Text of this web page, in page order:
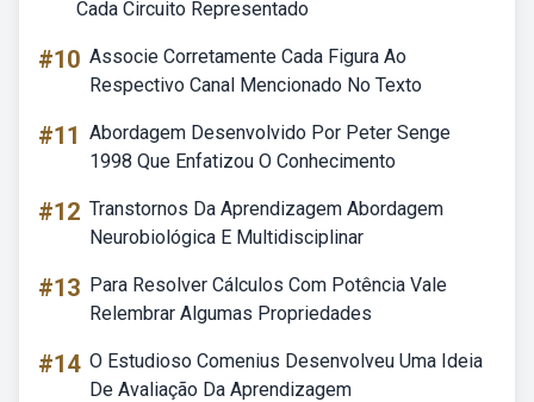
Cada Circuito Representado
#10 Associe Corretamente Cada Figura Ao
Respectivo Canal Mencionado No Texto
#11 Abordagem Desenvolvido Por Peter Senge
1998 Que Enfatizou O Conhecimento
#12 Transtornos Da Aprendizagem Abordagem
Neurobiológica E Multidisciplinar
#13 Para Resolver Cálculos Com Potência Vale
Relembrar Algumas Propriedades
#14 O Estudioso Comenius Desenvolveu Uma Ideia
De Avaliação Da Aprendizagem